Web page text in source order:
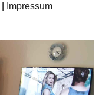
Impressum